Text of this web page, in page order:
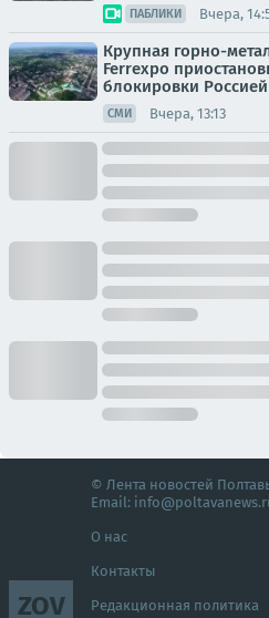
ПАБЛИКИ Вчера,
Крупная горно-
Ferrexpo
блокировки
СМИ Вчера, 13:13
ZOV
© Лента новостей
Email:
О нас
Контакты
Редакционная политика